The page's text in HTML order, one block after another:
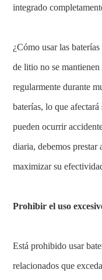
integrado
¿Cómo usar las
de litio no se
regularmente durante
baterías, lo que
pueden ocurrir
diaria, debemos prestar
maximizar su
Prohibir el uso
Está prohibido usar
relacionados que